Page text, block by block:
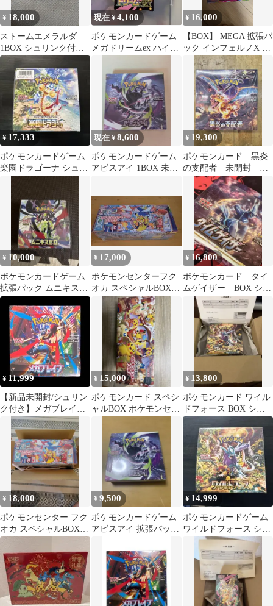
¥ 18,000
ストームエメラルダ
1BOX シュリンク付き
未開封
現在 ¥4,100
ポケモンカードゲーム
メガドリームex ハイク
¥ 16,000
【BOX】 MEGA 拡張パ
ック インフェルノX シ
ュリンクなし
¥ 17,333
ポケモンカードゲーム
楽園ドラゴーナ シュリ
現在 ¥8,600
ポケモンカードゲーム
アビスアイ 1BOX 未開
¥ 19,300
ポケモンカード 黒炎
の支配者 未開封 シ
ュリンク付き
¥ 10,000
ポケモンカードゲーム
拡張パック ムニキスゼ
ロ BOX
¥ 17,000
ポケモンセンターフク
オカ スペシャルBOX
シュリンク付き
¥ 16,800
ポケモンカード タイ
ムゲイザー BOX シュ
リンク付 未開封
¥ 11,999
【新品未開封/シュリン
ク付き】メガブレイブ
拡張パック 1BOX メガ
ルカリオ
¥ 15,000
ポケモンカード スペシ
ャルBOX ポケモンセン
ンク付き
¥ 13,800
ポケモンカード ワイル
ドフォース BOX シュ
リンク付き
¥ 18,000
ポケモンセンター フク
オカ スペシャルBOX
新品未開封 シュリンク
付
¥9,500
ポケモンカードゲーム
アビスアイ 拡張パック
¥ 14,999
ポケモンカードゲーム
ワイルドフォース シュ
リンク付 未開封BOX